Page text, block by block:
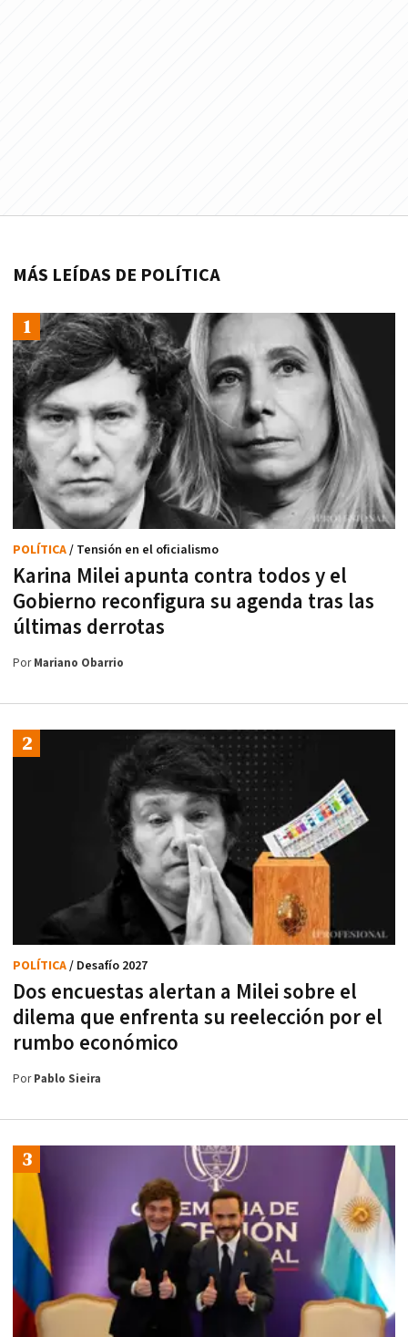
MÁS LEÍDAS DE POLÍTICA
Karina Milei apunta contra todos y el
Gobierno reconfigura su agenda tras las
últimas derrotas
POLÍTICA/ Tensión en el oficialismo
PorMariano Obarrio
Dos encuestas alertan a Milei sobre el
dilema que enfrenta su reelección por el
rumbo económico
POLÍTICA/ Desafío 2027
PorPablo Sieira